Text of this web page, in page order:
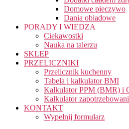
Domowe pieczywo
Dania obiadowe
PORADY I WIEDZA
Ciekawostki
Nauka na talerzu
SKLEP
PRZELICZNIKI
Przelicznik kuchenny
Tabela i kalkulator BMI
Kalkulator PPM (BMR) i
Kalkulator
KONTAKT
Wypełnij formularz